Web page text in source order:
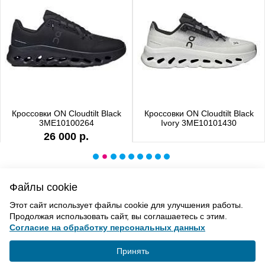
Кроссовки ON Cloudtilt Black
3ME10100264
26 000 р.
Кроссовки ON Cloudtilt Black
Ivory 3ME10101430
ВВЕРХ
Файлы cookie
Этот сайт использует файлы cookie для улучшения работы.
Продолжая использовать сайт, вы соглашаетесь с этим.
Согласие на обработку персональных данных
Принять